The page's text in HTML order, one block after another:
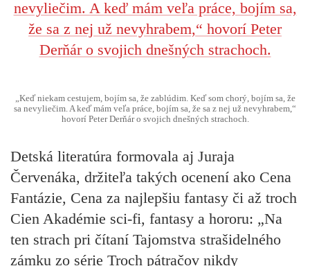
„Keď niekam cestujem, bojím sa, že zablúdim. Keď som chorý, bojím sa, že
sa nevyliečim. A keď mám veľa práce, bojím sa, že sa z nej už nevyhrabem,“
hovorí Peter Derňár o svojich dnešných strachoch.
Detská literatúra formovala aj Juraja
Červenáka, držiteľa takých ocenení ako Cena
Fantázie, Cena za najlepšiu fantasy či až troch
Cien Akadémie sci-fi, fantasy a hororu: „Na
ten strach pri čítaní Tajomstva strašidelného
zámku zo série Troch pátračov nikdy